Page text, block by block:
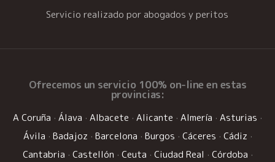
Servicio realizado por abogados y peritos
Ofrecemos un servicio 100% on-line en estas
provincias:
A Coruña · Álava · Albacete · Alicante · Almería · Asturias ·
Ávila · Badajoz · Barcelona · Burgos · Cáceres · Cádiz ·
Cantabria · Castellón · Ceuta · Ciudad Real · Córdoba ·